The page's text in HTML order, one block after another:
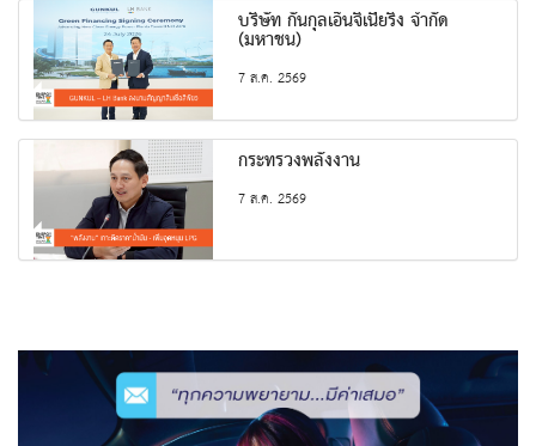
บริษัท กันกุลเอ็นจิเนียริ่ง จำกัด
(มหาชน)
7 ส.ค. 2569
กระทรวงพลังงาน
7 ส.ค. 2569